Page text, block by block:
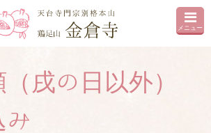
メニュー
戌の日以外）
み